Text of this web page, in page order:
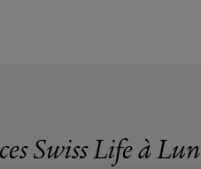
Swiss Life à